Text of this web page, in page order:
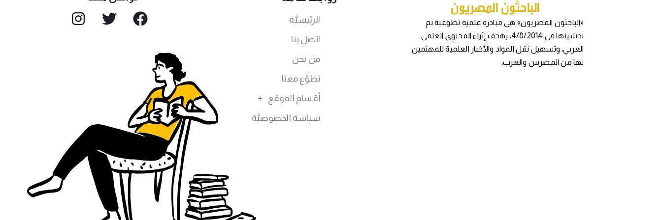
«الباحثون المصريون» هي مبادرة علمية تطوعية تم
تدشينها في 4/8/2014، بهدف إثراء المحتوى العلمي
العربي، وتسهيل نقل المواد والأخبار العلمية للمهتمين
بها من المصريين والعرب،
الرئيسيَّة
اتصل بنا
من نحن
تطوَّع معنا
أقسام الموقع
سياسة الخصوصيَّة